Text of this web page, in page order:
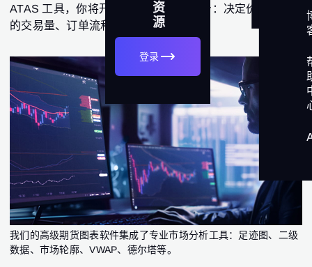
资
源
登录
ATAS 工具，你将开始看到市场机制本身：决定价格方向
的交易量、订单流和流动性。
我们的高级期货图表软件集成了专业市场分析工具：足迹图、二级
数据、市场轮廓、VWAP、德尔塔等。